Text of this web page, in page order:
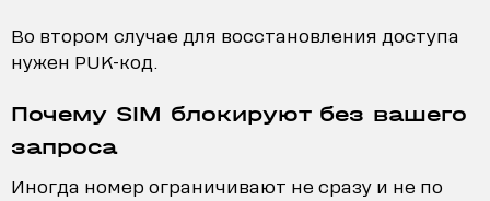
Во втором случае для восстановления доступа
нужен PUK-код.
Почему SIM блокируют без вашего
запроса
Иногда номер ограничивают не сразу и не по